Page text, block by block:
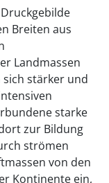
Breiten aus
Landmassen
stärker und
starke
zur Bildung
strömen
von den
Kontinente ein,